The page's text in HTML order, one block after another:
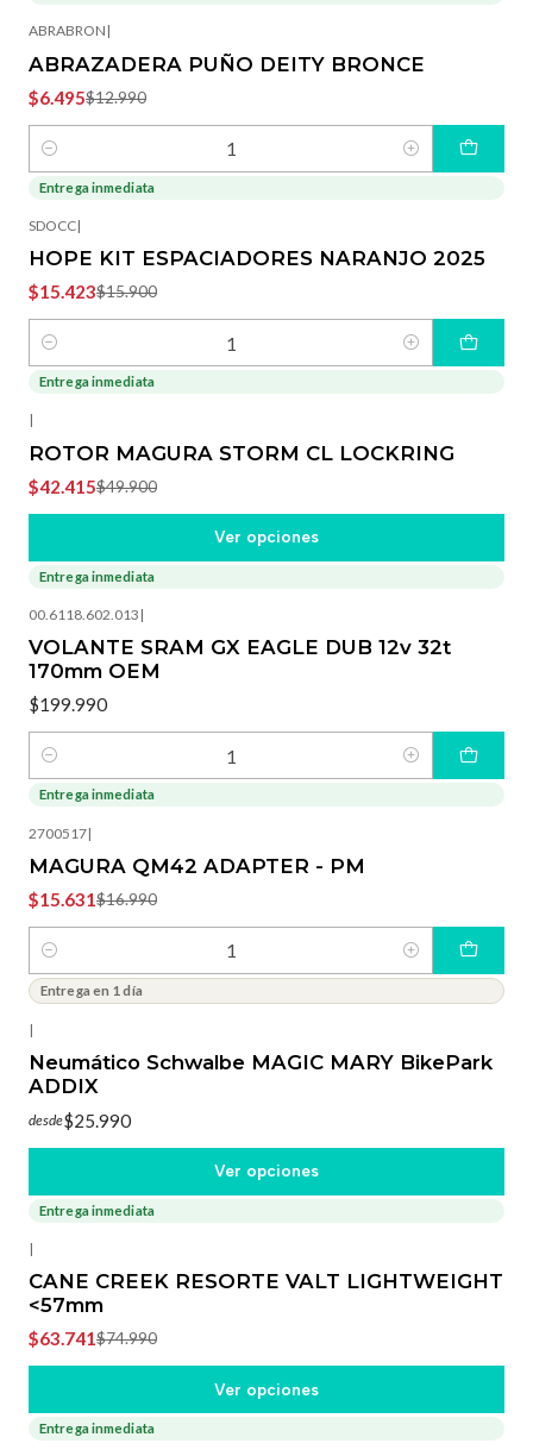
ABRABRON |
ABRAZADERA PUÑO DEITY BRONCE
$6.495$12.990
Cantidad
-3%OFF
Entrega inmediata
SDOCC|
HOPE KIT ESPACIADORES NARANJO 2025
$15.423$15.900
Cantidad
Entrega inmediata
|
ROTOR MAGURA STORM CL LOCKRING
$42.415$49.900
Ver opciones
Entrega inmediata
00.6118.602.013 |
VOLANTE SRAM GX EAGLE DUB 12v 32t
170mm OEM
$199.990
Cantidad
Entrega inmediata
2700517|
MAGURA QM42 ADAPTER - PM
$15.631$16.990
Cantidad
Entrega en 1 día
|
Neumático Schwalbe MAGIC MARY BikePark
ADDIX
desde$25.990
Ver opciones
-15%
Entrega inmediata
|
CANE CREEK RESORTE VALT LIGHTWEIGHT
<57mm
$63.741$74.990
Ver opciones
Entrega inmediata